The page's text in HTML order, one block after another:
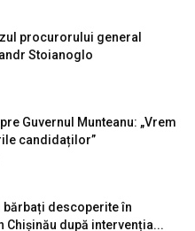
procurorului general
Stoianoglo
Guvernul Munteanu: „Vrem
candidaților”
bărbați descoperite în
Chișinău după intervenția...